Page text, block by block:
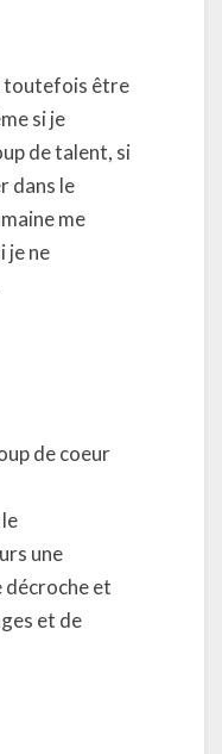
toutefois être
si je
de talent, si
dans le
me
je ne
de coeur
une
et
et de